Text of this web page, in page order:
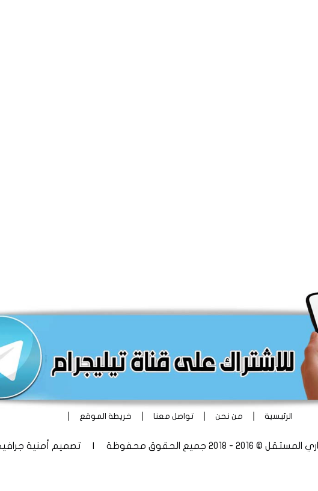
الرئيسية من نحن تواصل معنا خريطة الموقع
2018 جميع الحقوق محفوظة | تصميم أمنية